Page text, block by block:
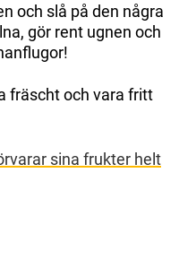
och slå på den några
gör rent ugnen och
fräscht och vara fritt
sina frukter helt